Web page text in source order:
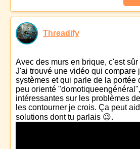
Threadify
Avec des murs en brique, c'est
J'ai trouvé une vidéo qui compare
systèmes et qui parle de la portée
peu orienté
intéressantes sur les problèmes
les contourner je crois. Ça peut
solutions dont tu parlais 😉.